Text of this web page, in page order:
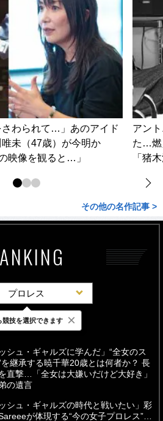
さわられて…」あのアイド
未（47歳）が今明か
映像を観ると…」
アン
た…燃
「猪
その他の名作記事 >
プロレス
24時間 週間
シュ・ギャルズに学んだ」“全女のス
を継承する暁千華20歳とは何者か？ 長
直撃…「全女は大嫌いだけど大好き」
の遺言
ッシュ・ギャルズの時代と戦いたい」彩
が体現する“今の女子プロレス”…
競技を選択できます ×